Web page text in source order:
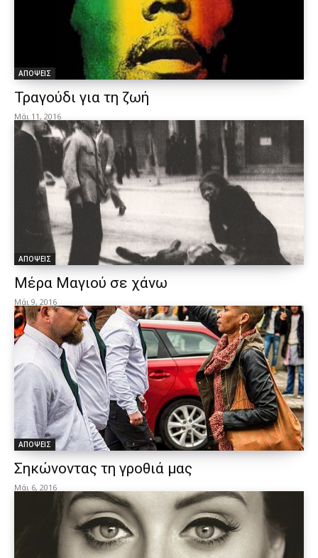
ΑΠΟΨΕΙΣ
Τραγούδι για τη ζωή
Μάι 11, 2016
ΑΠΟΨΕΙΣ
Μέρα Μαγιού σε χάνω
Μάι 9, 2016
ΑΠΟΨΕΙΣ
Σηκώνοντας τη γροθιά μας
Μάι 6, 2016